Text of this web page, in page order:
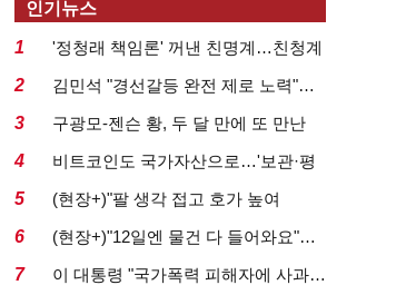
인기뉴스
1
'정청래 책임론' 꺼낸 친명계…친청계
는 추가투표 때리기...
2
김민석 "경선갈등 완전 제로 노력"…
정청래 "반명 공세 사...
3
구광모-젠슨 황, 두 달 만에 또 만난
다…로봇·AI 등 논...
4
비트코인도 국가자산으로…'보관·평
가·처분' 기준은 ...
5
(현장+)"팔 생각 접고 호가 높여
요"…'덜 똘똘한 한 채' 20...
6
(현장+)"12일엔 물건 다 들어와요"…
빈 매대 채우며 문 연 ...
7
이 대통령 "국가폭력 피해자에 사과…